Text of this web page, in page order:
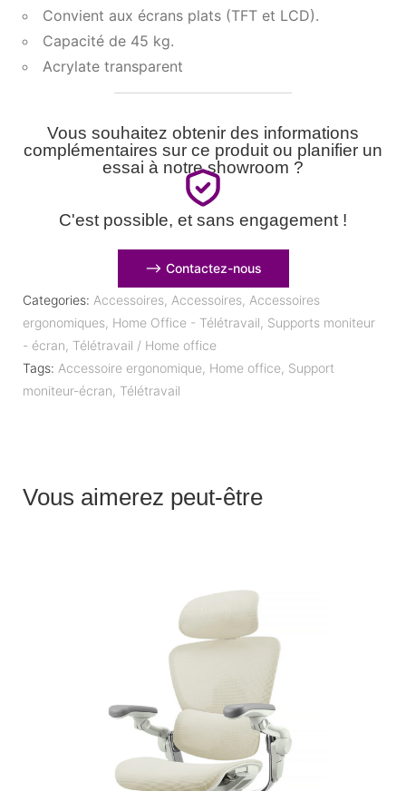
Convient aux écrans plats (TFT et LCD).
Capacité de 45 kg.
Acrylate transparent
Vous souhaitez obtenir des informations
complémentaires sur ce produit ou planifier un
essai à notre showroom ?
C'est possible, et sans engagement !
⟶ Contactez-nous
Categories: Accessoires, Accessoires, Accessoires
ergonomiques, Home Office - Télétravail, Supports moniteur
- écran, Télétravail / Home office
Tags: Accessoire ergonomique, Home office, Support
moniteur-écran, Télétravail
Vous aimerez peut-être